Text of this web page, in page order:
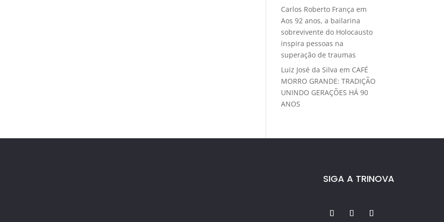
Carlos Roberto França em
Aos 92 anos, a bailarina
sobrevivente do Holocausto
inspira pessoas na
superação de traumas
Luiz José da Silva em CAFÉ
MORRO GRANDE: TRADIÇÃO
UNINDO GERAÇÕES HÁ 90
ANOS
SIGA A TRINOVA